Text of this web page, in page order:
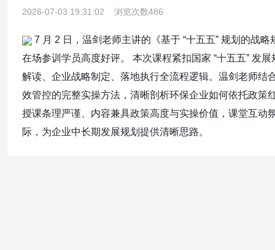
金）； ——■ 国内践行：跨行业的大客户营销实践验证 ■—— →整
2026-07-03 19:31:02 浏览次数486
7 月 2 日，温剑老师主讲的《基于 “十五五” 规划的战
在场参训学员高度好评。 本次课程紧扣国家 “十五五” 发
解读、企业战略制定、落地执行全流程逻辑。温剑老师
效管控的完整实操方法，清晰剖析环保企业如何依托政
授课条理严谨、内容兼具政策高度与实操价值，课堂互
际，为企业中长期发展规划提供清晰思路。